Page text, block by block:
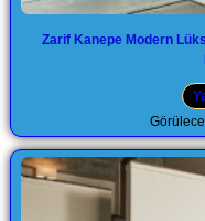
Zarif Kanepe Modern